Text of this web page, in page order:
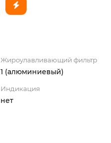
Жироулавливающий фильтр
1 (алюминиевый)
Индикация
нет